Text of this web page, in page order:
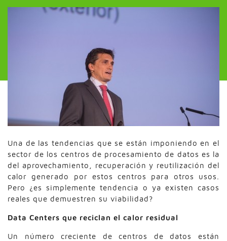
Una de las tendencias que se están imponiendo en el
sector de los centros de procesamiento de datos es la
del aprovechamiento, recuperación y reutilización del
calor generado por estos centros para otros usos.
Pero ¿es simplemente tendencia o ya existen casos
reales que demuestren su viabilidad?
Data Centers que reciclan el calor residual
Un número creciente de centros de datos están